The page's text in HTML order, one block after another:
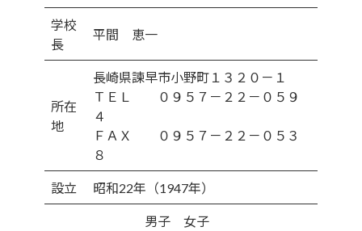
学校
長
平間 恵一
所在
地
長崎県諫早市小野町１３２０－１
ＴＥＬ ０９５７－２２－０５９
４
ＦＡＸ ０９５７－２２－０５３
８
設立 昭和22年（1947年）
男子 女子